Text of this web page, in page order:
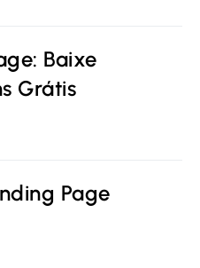
Baixe
Grátis
Page